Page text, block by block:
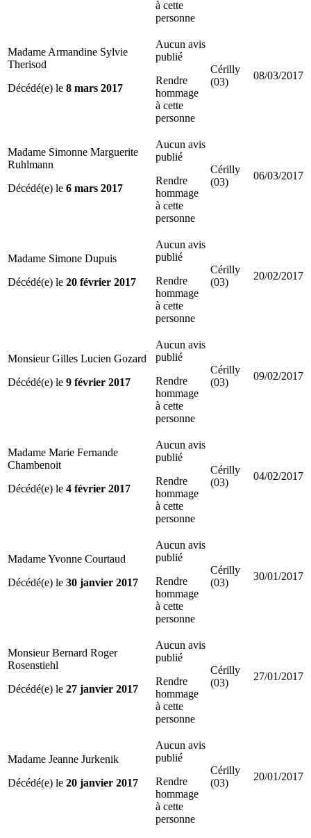
à cette
personne
Madame Armandine Sylvie
Therisod
Décédé(e) le 8 mars 2017
Aucun avis
publié
Rendre
hommage
à cette
personne
Cérilly
(03)
08/03/2017
Madame Simonne Marguerite
Ruhlmann
Décédé(e) le 6 mars 2017
Aucun avis
publié
Rendre
hommage
à cette
personne
Cérilly
(03)
06/03/2017
Madame Simone Dupuis
Décédé(e) le 20 février 2017
Aucun avis
publié
Rendre
hommage
à cette
personne
Cérilly
(03)
20/02/2017
Monsieur Gilles Lucien Gozard
Décédé(e) le 9 février 2017
Aucun avis
publié
Rendre
hommage
à cette
personne
Cérilly
(03)
09/02/2017
Madame Marie Fernande
Chambenoit
Décédé(e) le 4 février 2017
Aucun avis
publié
Rendre
hommage
à cette
personne
Cérilly
(03)
04/02/2017
Madame Yvonne Courtaud
Décédé(e) le 30 janvier 2017
Aucun avis
publié
Rendre
hommage
à cette
personne
Cérilly
(03)
30/01/2017
Monsieur Bernard Roger
Rosenstiehl
Décédé(e) le 27 janvier 2017
Aucun avis
publié
Rendre
hommage
à cette
personne
Cérilly
(03)
27/01/2017
Madame Jeanne Jurkenik
Décédé(e) le 20 janvier 2017
Aucun avis
publié
Rendre
hommage
à cette
personne
Cérilly
(03)
20/01/2017